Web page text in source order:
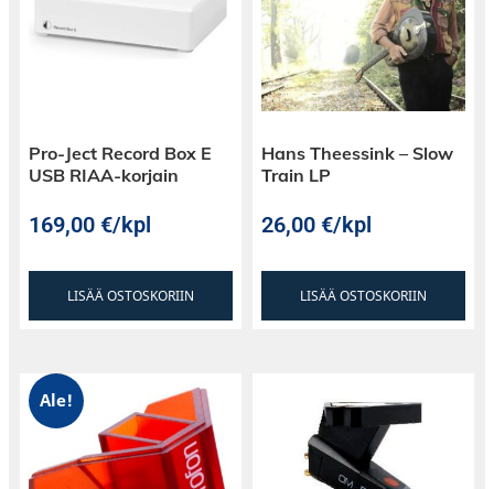
Polk Audio V60 Slim on laadukas kattokaiutin
valkoisella ritilällä. Sen runko on
poikkeuksellisen matala, joten se sopii hyvin
ahtaisiinkin asennustiloihin.
Koaksiaalikaiuttimessa on 6,5" midbasso sekä
0,75" diskantti.
koaksiaalinen 2-tiekaiutin
- Kaiutinelementit: 6,5" midbassokaiutin
komposiittikartiolla, 0,75" silkkikalottidiskantti
Pro-Ject Record Box E
USB RIAA-korjain
169,00€/kpl
LISÄÄ OSTOSKORIIN
Hans Theessink – Slow
Train LP
26,00€/kpl
LISÄÄ OSTOSKORIIN
Ale!